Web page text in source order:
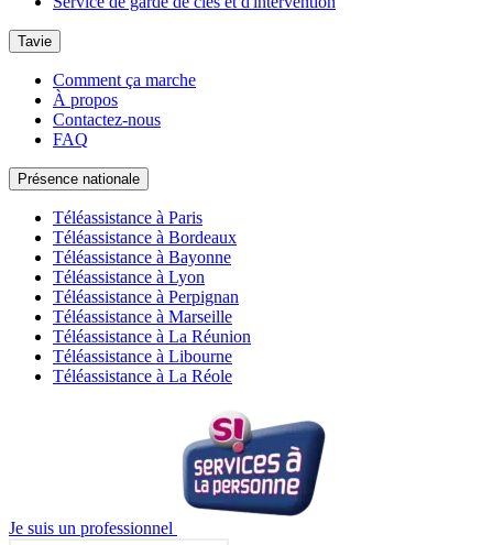
Tavie
Comment ça marche
À propos
Contactez-nous
FAQ
Présence nationale
Téléassistance à Paris
Téléassistance à Bordeaux
Téléassistance à Bayonne
Téléassistance à Lyon
Téléassistance à Perpignan
Téléassistance à Marseille
Téléassistance à La Réunion
Téléassistance à Libourne
Téléassistance à La Réole
Je suis un professionnel